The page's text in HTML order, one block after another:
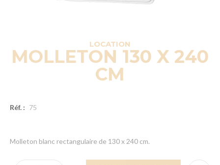
LOCATION
MOLLETON 130 X 240
CM
Réf. : 75
Molleton blanc rectangulaire de 130 x 240 cm.